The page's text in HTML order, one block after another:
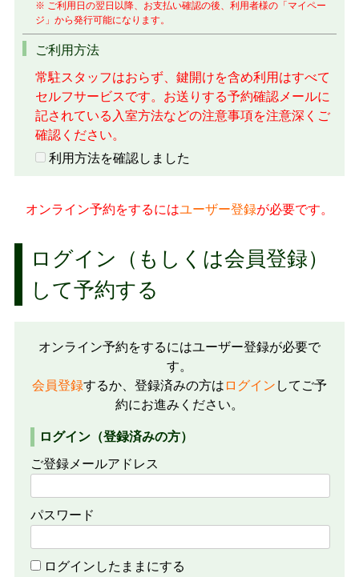
※ ご利用日の翌日以降、お支払い確認の後、利用者様の「マイペー
ジ」から発行可能になります。
ご利用方法
常駐スタッフはおらず、鍵開けを含め利用はすべて
セルフサービスです。お送りする予約確認メールに
記されている入室方法などの注意事項を注意深くご
確認ください。
利用方法を確認しました
オンライン予約をするにはユーザー登録が必要です。
ログイン（もしくは会員登録）
して予約する
オンライン予約をするにはユーザー登録が必要で
す。
会員登録するか、登録済みの方は ログイン してご予
約にお進みください。
ログイン（登録済みの方）
ご登録メールアドレス
パスワード
ログインしたままにする